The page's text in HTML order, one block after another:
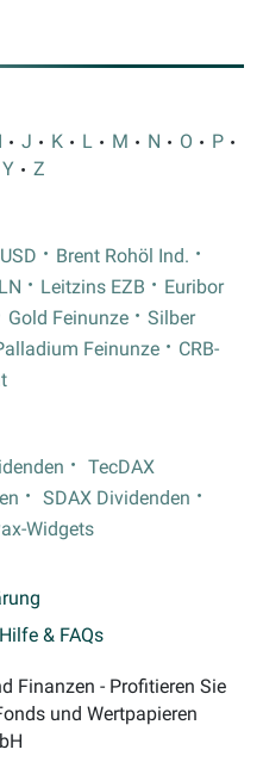
I J K L M N O
P
Y Z
Brent Rohöl Ind.
Leitzins EZB
Euribor
Gold Feinunze
Silber
Feinunze
CRB-
TecDAX
SDAX Dividenden
Widgets
Hilfe & FAQs
Finanzen - Profitieren Sie
und Wertpapieren